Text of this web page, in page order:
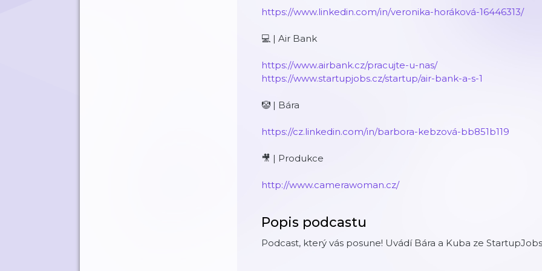
https://www.linkedin.com/in/veronika-horáková-16446313/
💻 | Air Bank
https://www.airbank.cz/pracujte-u-nas/
https://www.startupjobs.cz/startup/air-bank-a-s-1
🤡 | Bára
https://cz.linkedin.com/in/barbora-kebzová-bb851b119
🎥 | Produkce
http://www.camerawoman.cz/
Popis podcastu
Podcast, který vás posune! Uvádí Bára a Kuba ze